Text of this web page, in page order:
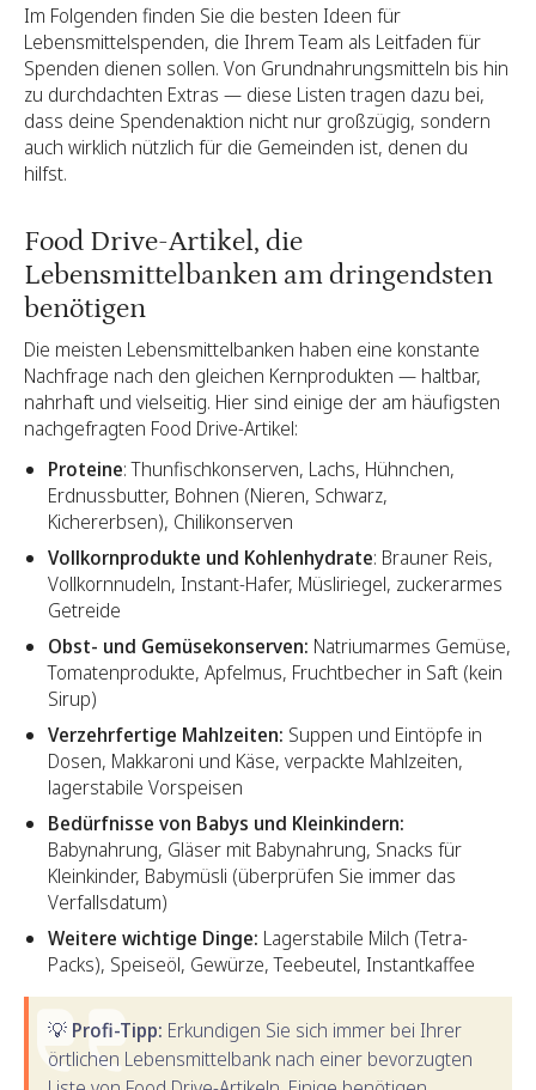
Im Folgenden finden Sie die besten Ideen für
Lebensmittelspenden, die Ihrem Team als Leitfaden für
Spenden dienen sollen. Von Grundnahrungsmitteln bis hin
zu durchdachten Extras — diese Listen tragen dazu bei,
dass deine Spendenaktion nicht nur großzügig, sondern
auch wirklich nützlich für die Gemeinden ist, denen du
hilfst.
Food Drive-Artikel, die
Lebensmittelbanken am dringendsten
benötigen
Die meisten Lebensmittelbanken haben eine konstante
Nachfrage nach den gleichen Kernprodukten — haltbar,
nahrhaft und vielseitig. Hier sind einige der am häufigsten
nachgefragten Food Drive-Artikel:
Proteine: Thunfischkonserven, Lachs, Hühnchen,
Erdnussbutter, Bohnen (Nieren, Schwarz,
Kichererbsen), Chilikonserven
Vollkornprodukte und Kohlenhydrate: Brauner Reis,
Vollkornnudeln, Instant-Hafer, Müsliriegel, zuckerarmes
Getreide
Obst- und Gemüsekonserven: Natriumarmes Gemüse,
Tomatenprodukte, Apfelmus, Fruchtbecher in Saft (kein
Sirup)
Verzehrfertige Mahlzeiten: Suppen und Eintöpfe in
Dosen, Makkaroni und Käse, verpackte Mahlzeiten,
lagerstabile Vorspeisen
Bedürfnisse von Babys und Kleinkindern:
Babynahrung, Gläser mit Babynahrung, Snacks für
Kleinkinder, Babymüsli (überprüfen Sie immer das
Verfallsdatum)
Weitere wichtige Dinge: Lagerstabile Milch (Tetra-
Packs), Speiseöl, Gewürze, Teebeutel, Instantkaffee
💡 Profi-Tipp: Erkundigen Sie sich immer bei Ihrer
örtlichen Lebensmittelbank nach einer bevorzugten